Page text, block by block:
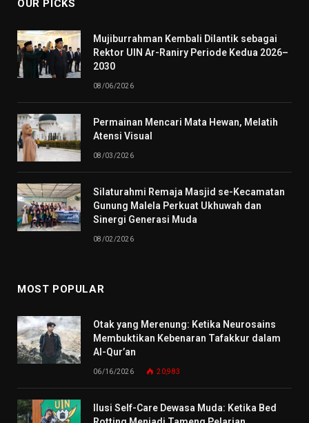
OUR PICKS
Mujiburrahman Kembali Dilantik sebagai
Rektor UIN Ar-Raniry Periode Kedua 2026–
2030
08/06/2026
Permainan Mencari Mata Hewan, Melatih
Atensi Visual
08/03/2026
Silaturahmi Remaja Masjid se-Kecamatan
Gunung Malela Perkuat Ukhuwah dan
Sinergi Generasi Muda
08/02/2026
MOST POPULAR
Otak yang Merenung: Ketika Neurosains
Membuktikan Kebenaran Tafakkur dalam
Al-Qur’an
06/16/2026 20,983
Ilusi Self-Care Dewasa Muda: Ketika Bed